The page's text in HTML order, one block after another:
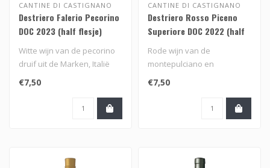
CANTINE DI CASTIGNANO
Destriero Falerio Pecorino
DOC 2023 (half flesje)
Witte wijn van de pecorino
druif uit de Marken, Italië
€7,50
CANTINE DI CASTIGNANO
Destriero Rosso Piceno
Superiore DOC 2022 (half
flesje)
Rode wijn van de
montepulciano en
sangiovese druif uit de
€7,50